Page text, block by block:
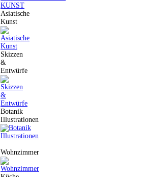
Asiatische
Kunst
Skizzen
&
Entwürfe
Botanik
Illustrationen
Wohnzimmer